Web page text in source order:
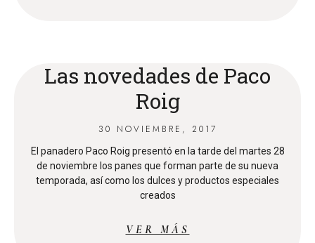
Las novedades de Paco
Roig
30 NOVIEMBRE, 2017
El panadero Paco Roig presentó en la tarde del martes 28
de noviembre los panes que forman parte de su nueva
temporada, así como los dulces y productos especiales
creados
VER MÁS